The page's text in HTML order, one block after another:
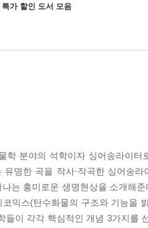
가 할인 도서 모음
학 분야의 석학이자 싱어송라이
유명한 곡을 작사·작곡한 싱어송
는 흥미로운 생명현상을 소개해
믹스(탄수화물의 구조와 기능을
이 각각 핵심적인 개념 3가지를